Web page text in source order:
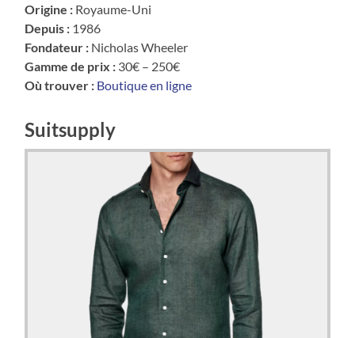
Origine : Royaume-Uni
Depuis : 1986
Fondateur : Nicholas Wheeler
Gamme de prix : 30€ – 250€
Où trouver : Boutique en ligne
Suitsupply